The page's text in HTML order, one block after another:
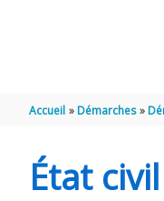
Accueil Démarches
État civil